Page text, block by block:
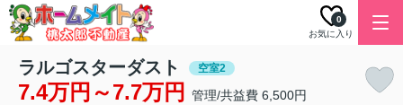
お気に入り
0
ラルゴスターダスト 空室2
7.4万円～7.7万円 管理/共益費 6,500円